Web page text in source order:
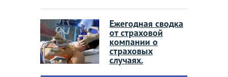
Ежегодная сводка
от страховой
компании о
страховых
случаях.